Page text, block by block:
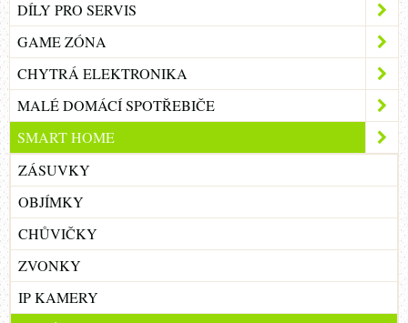
DÍLY PRO SERVIS
GAME ZÓNA
CHYTRÁ ELEKTRONIKA
MALÉ DOMÁCÍ SPOTŘEBIČE
SMART HOME
ZÁSUVKY
OBJÍMKY
CHŮVIČKY
ZVONKY
IP KAMERY